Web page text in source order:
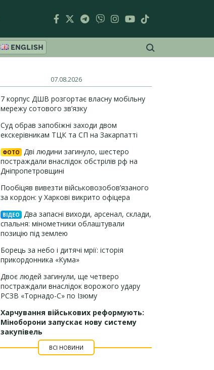
ENGLISH
07.08.2026
7 корпус ДШВ розгортає власну мобільну
мережу сотового зв’язку
Суд обрав запобіжні заходи двом
екскерівникам ТЦК та СП на Закарпатті
ФОТО
Дві людини загинуло, шестеро
постраждали внаслідок обстрілів рф на
Дніпропетровщині
Пообіцяв вивезти військовозобов’язаного
за кордон: у Харкові викрито офіцера
ВІДЕО
Два запасні виходи, арсенал, склади,
спальня: мінометники облаштували
позицію під землею
Борець за небо і дитячі мрії: історія
прикордонника «Кума»
Двоє людей загинули, ще четверо
постраждали внаслідок ворожого удару
РСЗВ «Торнадо-С» по Ізюму
Харчування військових реформують:
Міноборони запускає нову систему
закупівель
ВСІ НОВИНИ